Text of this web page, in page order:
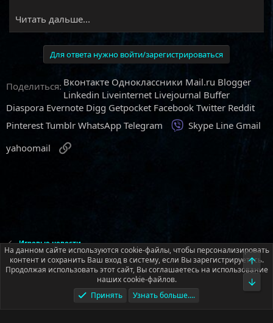
Читать дальше...
Для ответа нужно войти/зарегистрироваться
Поделиться: Вконтакте Одноклассники Mail.ru Blogger
Linkedin Liveinternet Livejournal Buffer
Diaspora Evernote Digg Getpocket Facebook Twitter Reddit
Pinterest Tumblr WhatsApp Telegram Viber
Skype Line Gmail
yahoomail
Игровые новости
Русский (RU)
Условия и правила
Политика конфиденциальности
Помощь
На данном сайте используются cookie-файлы, чтобы персонализировать
контент и сохранить Ваш вход в систему, если Вы зарегистрируетесь.
Продолжая использовать этот сайт, Вы соглашаетесь на использование
наших cookie-файлов.
Принять
Узнать больше....
Верх
Низ